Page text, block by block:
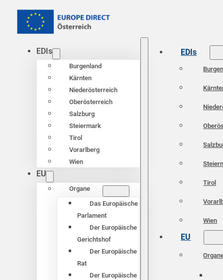
EDIs
Burgenland
Kärnten
Niederösterreich
Oberösterreich
Salzburg
Steiermark
Tirol
Vorarlberg
Wien
EU
Organe
Das Europäische
Parlament
Der Europäische
Gerichtshof
Der Europäische
Rat
Der Europäische
EDIs
Tirol
Wien
EU